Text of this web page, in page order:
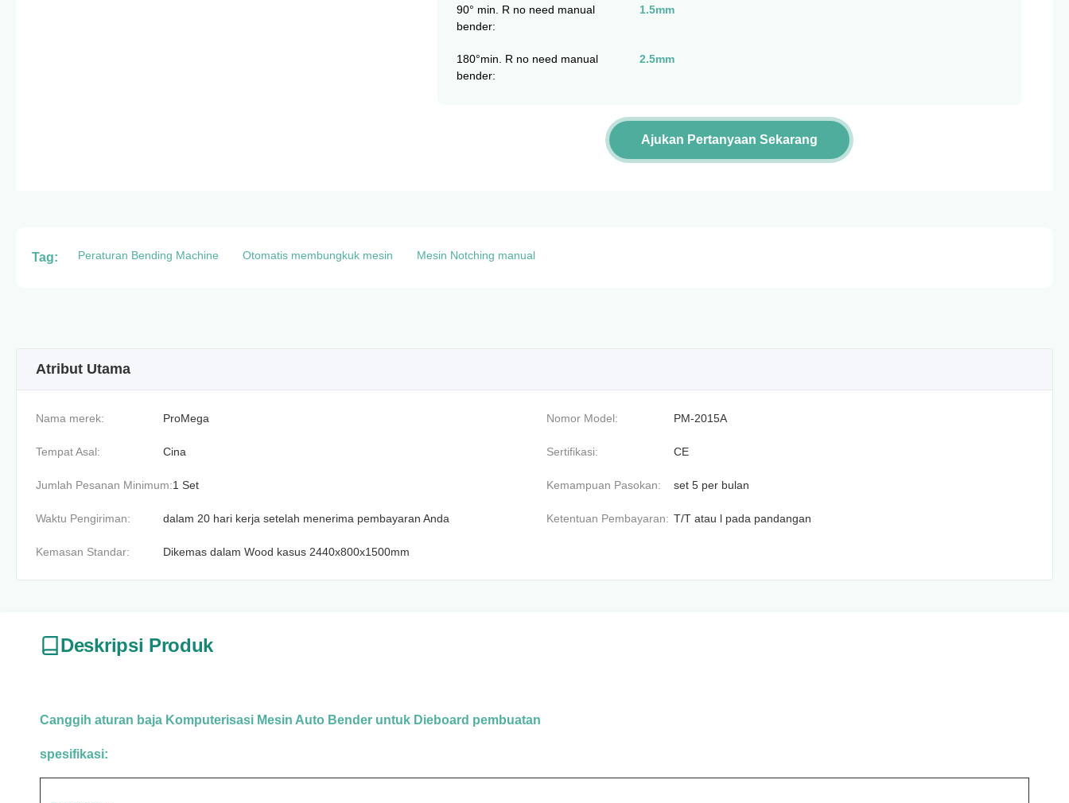
90° min. R no need manual
bender:
1.5mm
180°min. R no need manual
bender:
2.5mm
Ajukan Pertanyaan Sekarang
Tag: Peraturan Bending Machine Otomatis membungkuk mesin Mesin Notching manual
Atribut Utama
Nama merek: ProMega Nomor Model: PM-2015A
Tempat Asal: Cina Sertifikasi: CE
Jumlah Pesanan Minimum:1 Set Kemampuan Pasokan: set 5 per bulan
Waktu Pengiriman: dalam 20 hari kerja setelah menerima pembayaran Anda Ketentuan Pembayaran: T/T atau l pada pandangan
Kemasan Standar: Dikemas dalam Wood kasus 2440x800x1500mm
Deskripsi Produk
Canggih aturan baja Komputerisasi Mesin Auto Bender untuk Dieboard pembuatan
spesifikasi: